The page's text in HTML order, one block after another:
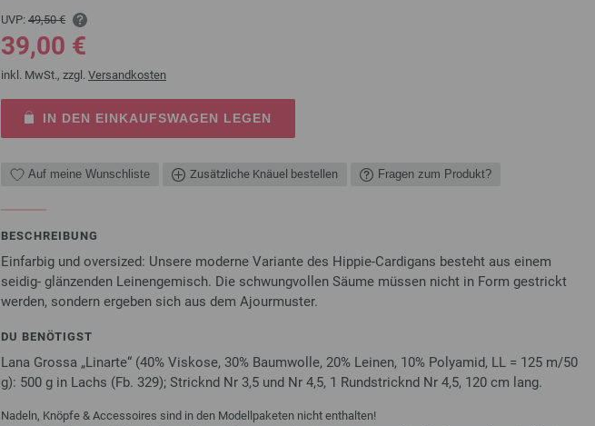
UVP: 49,50 €
39,00 €
inkl. MwSt., zzgl. Versandkosten
IN DEN EINKAUFSWAGEN LEGEN
Auf meine Wunschliste Zusätzliche Knäuel bestellen Fragen zum Produkt?
BESCHREIBUNG
Einfarbig und oversized: Unsere moderne Variante des Hippie-Cardigans besteht aus einem
seidig- glänzenden Leinengemisch. Die schwungvollen Säume müssen nicht in Form gestrickt
werden, sondern ergeben sich aus dem Ajourmuster.
DU BENÖTIGST
Lana Grossa „Linarte“ (40% Viskose, 30% Baumwolle, 20% Leinen, 10% Polyamid, LL = 125 m/50
g): 500 g in Lachs (Fb. 329); Stricknd Nr 3,5 und Nr 4,5, 1 Rundstricknd Nr 4,5, 120 cm lang.
Nadeln, Knöpfe & Accessoires sind in den Modellpaketen nicht enthalten!